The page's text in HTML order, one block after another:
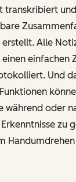
transkribiert
Alle
einfachen
Und
während oder
zu